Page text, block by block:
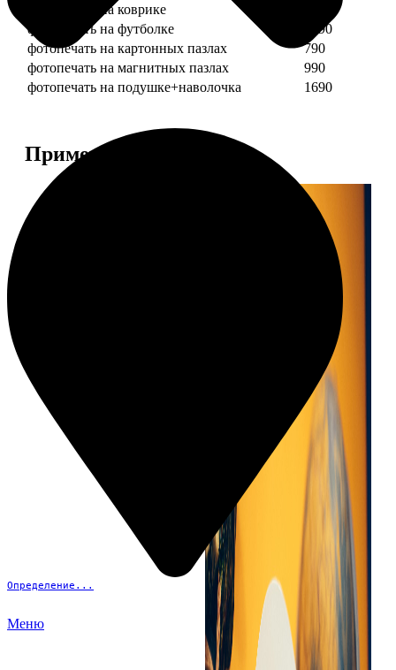
Определение...
Меню
фотопечать на коврике
фотопечать на футболке
1490
фотопечать на картонных пазлах
790
фотопечать на магнитных пазлах
990
фотопечать на подушке+наволочка
1690
Примеры работ